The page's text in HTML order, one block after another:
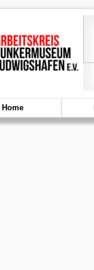
Home